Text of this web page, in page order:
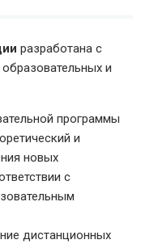
разработана с
и
программы
и
новых
с
дистанционных